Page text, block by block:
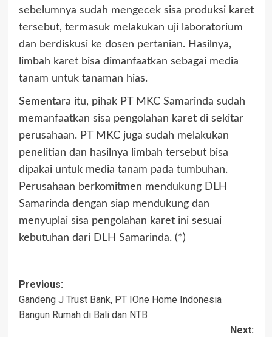
sebelumnya sudah mengecek sisa produksi karet
tersebut, termasuk melakukan uji laboratorium
dan berdiskusi ke dosen pertanian. Hasilnya,
limbah karet bisa dimanfaatkan sebagai media
tanam untuk tanaman hias.
Sementara itu, pihak PT MKC Samarinda sudah
memanfaatkan sisa pengolahan karet di sekitar
perusahaan. PT MKC juga sudah melakukan
penelitian dan hasilnya limbah tersebut bisa
dipakai untuk media tanam pada tumbuhan.
Perusahaan berkomitmen mendukung DLH
Samarinda dengan siap mendukung dan
menyuplai sisa pengolahan karet ini sesuai
kebutuhan dari DLH Samarinda. (*)
Previous:
Gandeng J Trust Bank, PT IOne Home Indonesia
Bangun Rumah di Bali dan NTB
Next: